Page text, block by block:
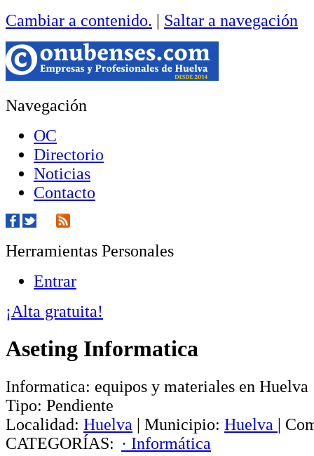
Cambiar a contenido. | Saltar a navegación
Navegación
OC
Directorio
Noticias
Contacto
Herramientas Personales
Entrar
¡Alta gratuita!
Aseting Informatica
Informatica: equipos y materiales en Huelva
Tipo: Pendiente
Localidad: Huelva | Municipio: Huelva |
CATEGORÍAS: · Informática